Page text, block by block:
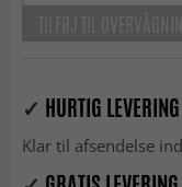
✓ HURTIG LEVERING
Klar til afsendelse